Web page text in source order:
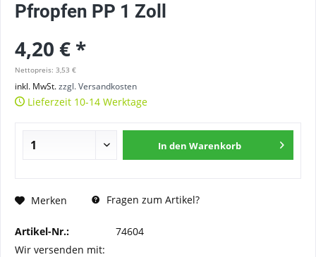
Pfropfen PP 1 Zoll
4,20 € *
Nettopreis: 3,53 €
inkl. MwSt.zzgl. Versandkosten
Lieferzeit 10-14 Werktage
In den Warenkorb
Merken Fragen zum Artikel?
Artikel-Nr.:
74604
Wir versenden mit: